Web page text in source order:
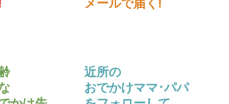
メールで届く!
近所の
おでかけママ･パパ